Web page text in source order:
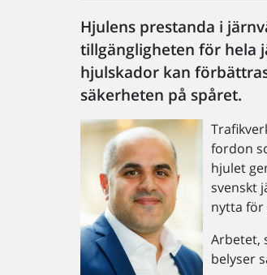
Hjulens prestanda i
tillgängligheten för hela
hjulskador kan
säkerheten på spåret.
fordon
hjulet
svenskt
nytta för
Arbetet,
belyser